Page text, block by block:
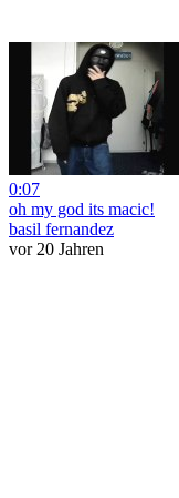
0:07
oh my god its macic!
basil fernandez
vor 20 Jahren